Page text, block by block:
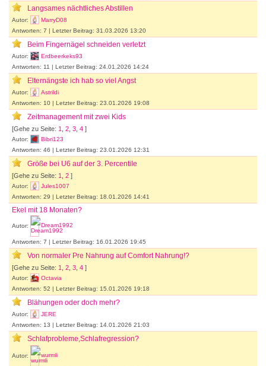
Langsames nächtliches Abstillen
Autor:
MarryD08
Antworten: 7 | Letzter Beitrag: 31.03.2026 13:20
Beim Fingernägel schneiden verletzt
Autor:
Erdbeerkeks93
Antworten: 11 | Letzter Beitrag: 24.01.2026 14:24
Elternängste ich hab so viel Angst
Autor:
Astrildi
Antworten: 10 | Letzter Beitrag: 23.01.2026 19:08
Zeitmanagement mit zwei Kids
[Gehe zu Seite: 1 2 3 4 ]
Autor:
Bibri123
Antworten: 46 | Letzter Beitrag: 23.01.2026 12:31
Größe bei U6 auf der 3. Percentile
[Gehe zu Seite: 1 2 ]
Autor:
Jules1007
Antworten: 29 | Letzter Beitrag: 18.01.2026 14:41
Ekel mit 18 Monaten?
Autor: Dream1992
Antworten: 7 | Letzter Beitrag: 16.01.2026 19:45
Von normaler Pre Nahrung auf Comfort Nahrung!?
[Gehe zu Seite: 1 2 3 4 ]
Autor:
Octavia
Antworten: 52 | Letzter Beitrag: 15.01.2026 19:18
Blähungen oder doch mehr?
Autor:
JERE
Antworten: 13 | Letzter Beitrag: 14.01.2026 21:03
Schlafprobleme,Schlafregression?
Autor: wurmli